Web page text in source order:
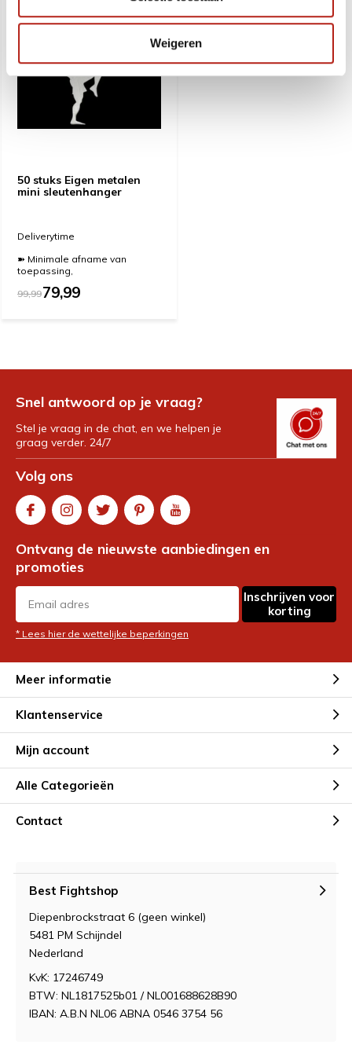
Weigeren
50 stuks Eigen metalen
mini sleutenhanger
Deliverytime
➽ Minimale afname van
toepassing,
99,9979,99
Snel antwoord op je vraag?
Stel je vraag in de chat, en we helpen je
graag verder. 24/7
Volg ons
Ontvang de nieuwste aanbiedingen en
promoties
Inschrijven voor
korting
* Lees hier de wettelijke beperkingen
Meer informatie
Klantenservice
Mijn account
Alle Categorieën
Contact
Best Fightshop
Diepenbrockstraat 6 (geen winkel)
5481 PM Schijndel
Nederland
KvK: 17246749
BTW: NL1817525b01 / NL001688628B90
IBAN: A.B.N NL06 ABNA 0546 3754 56